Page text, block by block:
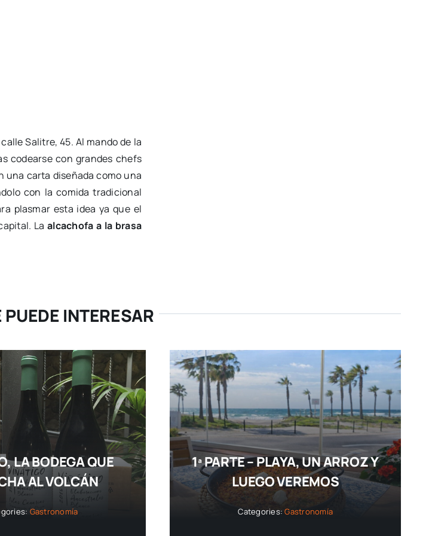
Salitre, 45. Al mando de la
codearse con grandes chefs
una carta diseñada como una
con la comida tradicional
plasmar esta idea ya que el
Laalcachofa a la brasa
INTERESAR
LA BODEGA QUE
AL VOLCÁN
Gastronomía
1ª PARTE – PLAYA, UN ARROZ Y
LUEGO VEREMOS
Categories:Gastronomía